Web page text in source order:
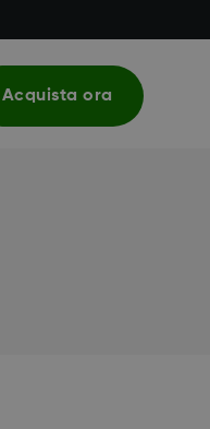
Acquista ora